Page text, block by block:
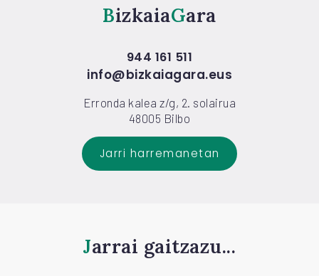
Bizkaia Gara
944 161 511
info@bizkaiagara.eus
Erronda kalea z/g, 2. solairua
48005 Bilbo
Jarri harremanetan
Jarrai gaitzazu...